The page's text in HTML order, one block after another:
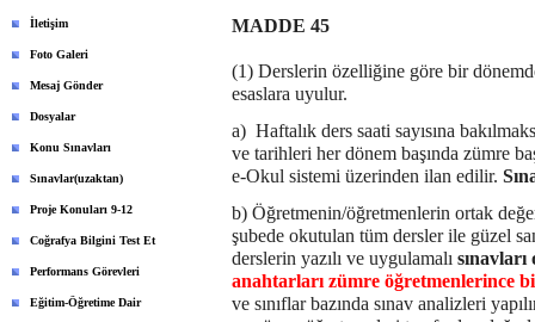
İletişim
Foto Galeri
Mesaj Gönder
Dosyalar
Konu Sınavları
Sınavlar(uzaktan)
Proje Konuları 9-12
Coğrafya Bilgini Test Et
Performans Görevleri
Eğitim-Öğretime Dair
MADDE 45
(1) Derslerin özelliğine göre bir
esaslara uyulur.
a) Haftalık ders saati sayısına
ve tarihleri her dönem başında zümre
e-Okul sistemi üzerinden ilan edilir.
b) Öğretmenin/öğretmenlerin ortak
şubede okutulan tüm dersler ile güzel
derslerin yazılı ve uygulamalı
anahtarları zümre öğretmenlerince
ve sınıflar bazında sınav analizleri